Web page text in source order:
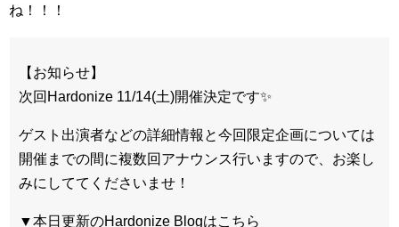
ね！！！
【お知らせ】
次回Hardonize 11/14(土)開催決定です✨
ゲスト出演者などの詳細情報と今回限定企画については
開催までの間に複数回アナウンス行いますので、お楽し
みにしててくださいませ！
▼本日更新のHardonize Blogはこちら